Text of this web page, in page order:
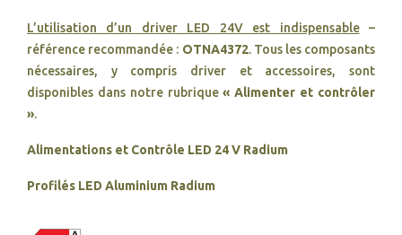
L’utilisation d’un driver LED 24V est indispensable–
référence recommandée : OTNA4372. Tous les composants
nécessaires, y compris driver et accessoires, sont
disponibles dans notre rubrique« Alimenter et contrôler
».
Alimentations et Contrôle LED 24 V Radium
Profilés LED Aluminium Radium